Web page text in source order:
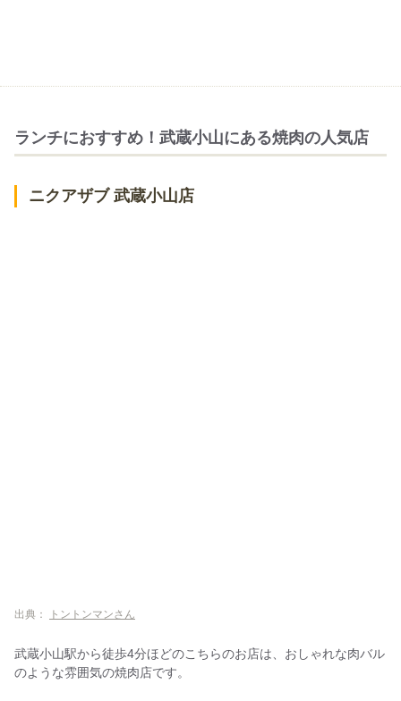
ランチにおすすめ！武蔵小山にある焼肉の人気店
ニクアザブ 武蔵小山店
出典： トントンマンさん
武蔵小山駅から徒歩4分ほどのこちらのお店は、おしゃれな肉バル
のような雰囲気の焼肉店です。